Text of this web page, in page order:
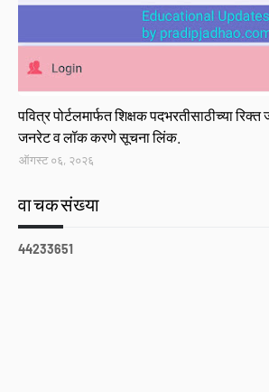
पवित्र पोर्टलमार्फत शिक्षक पदभरतीसाठीच्या रिक्त
जनरेट व लॉक करणे सूचना लिंक.
ऑगस्ट ०६, २०२६
वाचकसंख्या
44233651